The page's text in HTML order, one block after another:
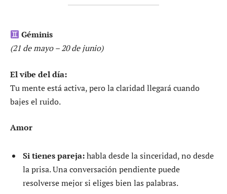
Géminis
(21 de mayo – 20 de junio)
El vibe del día:
Tu mente está activa, pero la claridad llegará cuando
bajes el ruido.
Amor
Si tienes pareja:habla desde la sinceridad, no desde
la prisa. Una conversación pendiente puede
resolverse mejor si eliges bien las palabras.